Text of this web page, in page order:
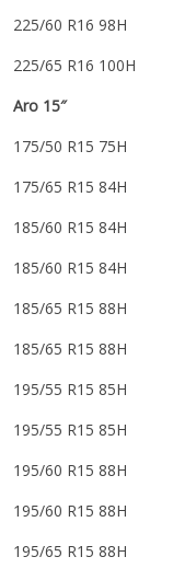
225/60 R16 98H
225/65 R16 100H
Aro 15″
175/50 R15 75H
175/65 R15 84H
185/60 R15 84H
185/60 R15 84H
185/65 R15 88H
185/65 R15 88H
195/55 R15 85H
195/55 R15 85H
195/60 R15 88H
195/60 R15 88H
195/65 R15 88H